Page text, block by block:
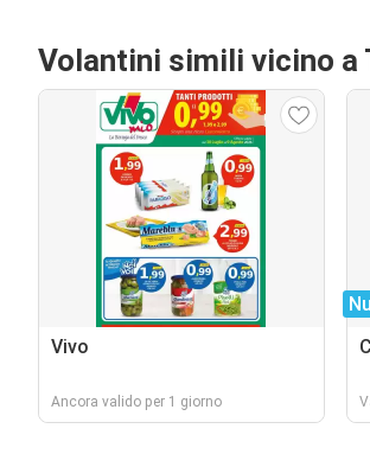
Volantini simili vicino a
Vivo
Ancora valido per 1 giorno